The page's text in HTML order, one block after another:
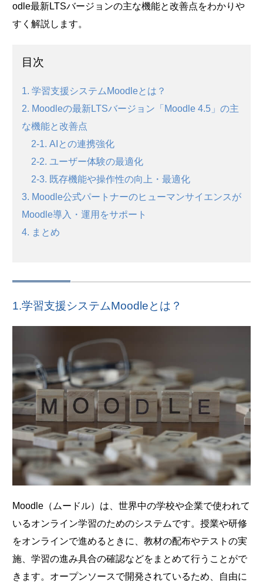
odle最新LTSバージョンの主な機能と改善点をわかりや
すく解説します。
目次
1. 学習支援システムMoodleとは？
2. Moodleの最新LTSバージョン「Moodle 4.5」の主
な機能と改善点
2-1. AIとの連携強化
2-2. ユーザー体験の最適化
2-3. 既存機能や操作性の向上・最適化
3. Moodle公式パートナーのヒューマンサイエンスが
Moodle導入・運用をサポート
4. まとめ
1.学習支援システムMoodleとは？
Moodle（ムードル）は、世界中の学校や企業で使われて
いるオンライン学習のためのシステムです。授業や研修
をオンラインで進めるときに、教材の配布やテストの実
施、学習の進み具合の確認などをまとめて行うことがで
きます。オープンソースで開発されているため、自由に